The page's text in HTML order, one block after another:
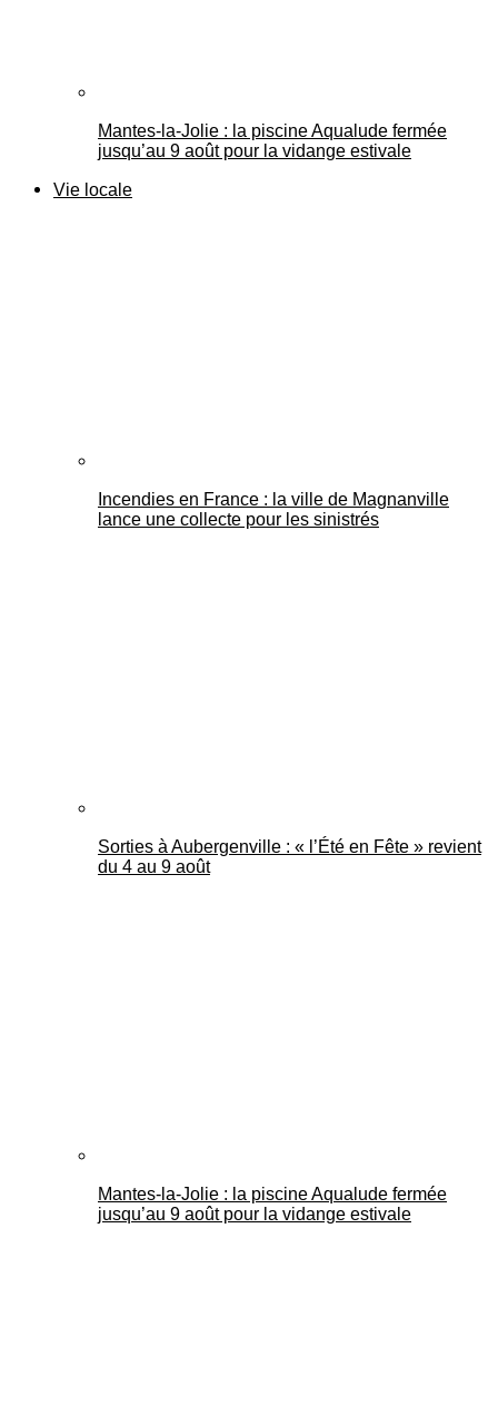
Mantes-la-Jolie : la piscine Aqualude fermée
jusqu’au 9 août pour la vidange estivale
Vie locale
Incendies en France : la ville de Magnanville
lance une collecte pour les sinistrés
Sorties à Aubergenville : « l’Été en Fête » revient
du 4 au 9 août
Mantes-la-Jolie : la piscine Aqualude fermée
jusqu’au 9 août pour la vidange estivale